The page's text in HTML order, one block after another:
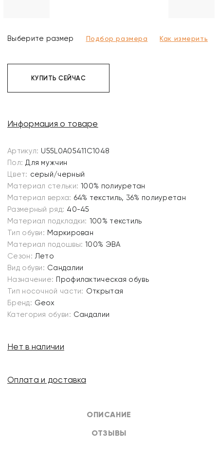
ОПИСАНИЕ
ОТЗЫВЫ
Выберите размер Подбор размера Как измерить
КУПИТЬ СЕЙЧАС
Информация о товаре
Артикул: U55L0A05411C1048
Пол: Для мужчин
Цвет: серый/черный
Материал стельки: 100% полиуретан
Материал верха: 64% текстиль, 36% полиуретан
Размерный ряд: 40-45
Материал подкладки: 100% текстиль
Тип обуви: Маркирован
Материал подошвы: 100% ЭВА
Сезон: Лето
Вид обуви: Сандалии
Назначение: Профилактическая обувь
Тип носочной части: Открытая
Бренд: Geox
Категория обуви: Сандалии
Нет в наличии
Оплата и доставка